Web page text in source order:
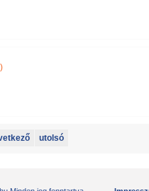
utolsó